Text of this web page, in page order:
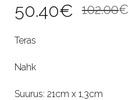
102.00€
50.40€
Teras
Nahk
Suurus: 21cm x 1,3cm